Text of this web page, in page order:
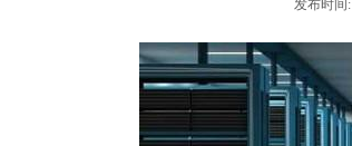
发布时间: